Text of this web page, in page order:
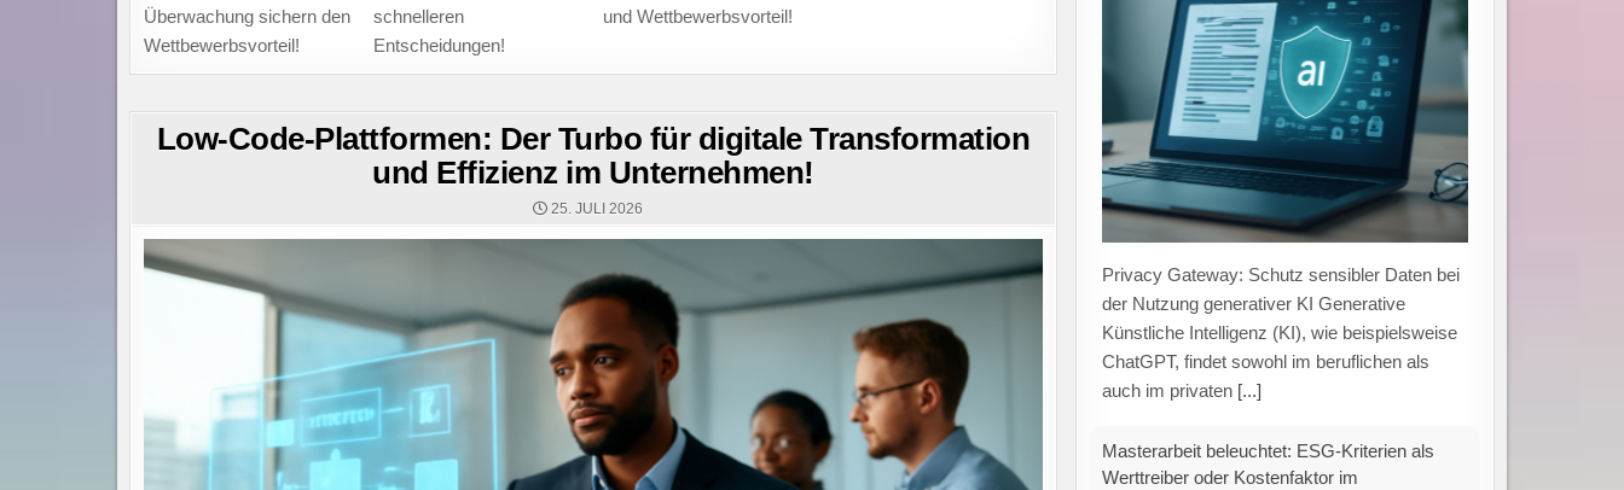
Überwachung sichern den
Wettbewerbsvorteil!
schnelleren
Entscheidungen!
und Wettbewerbsvorteil!
Low-Code-Plattformen: Der Turbo für digitale Transformation
und Effizienz im Unternehmen!
25. JULI 2026
ESG-Kriterien im Immobiliensektor:
Kostenfaktor oder strategischer Werttreiber?
Masterarbeit einer ISM-Absolventin in der
Reihe „Springer Best Masters“ veröffentlicht
München, 03.08.2026 – Die Frage, ob ESG-
Maßnahmen (Environmental,
KMU verzeichnen Umsatz- und
Gewinnsteigerung im Frühjahr 2026, bleiben